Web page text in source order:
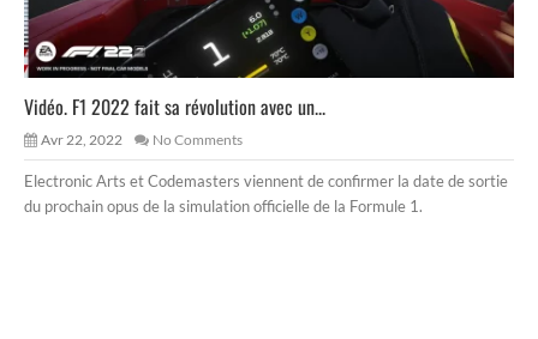
Vidéo. F1 2022 fait sa révolution avec un...
Avr 22, 2022 No Comments
Electronic Arts et Codemasters viennent de confirmer la date de sortie
du prochain opus de la simulation officielle de la Formule 1.